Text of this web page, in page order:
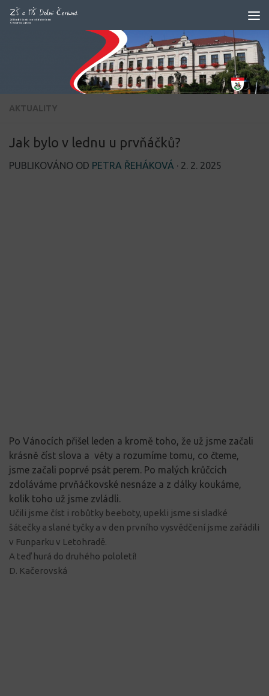
Skip to content
AKTUALITY
Jak bylo v lednu u prvňáčků?
PUBLIKOVÁNO OD PETRA ŘEHÁKOVÁ · 2. 2. 2025
Po Vánocích přišel leden a kromě toho, že už jsme začali
krásně číst slova a věty a rozumíme tomu, co čteme,
jsme začali poprvé psát perem. Po malých krůčcích
zdoláváme prvňáčkovské nesnáze a z dálky koukáme,
kolik toho už jsme zvládli.
Učili jsme číst i robůtky beeboty, upekli jsme si sladké
šátečky a slané tyčky a v den prvního vysvědčení jsme zařádili
v Funparku v Letohradě.
A teď hurá do druhého pololetí!
D. Kačerovská